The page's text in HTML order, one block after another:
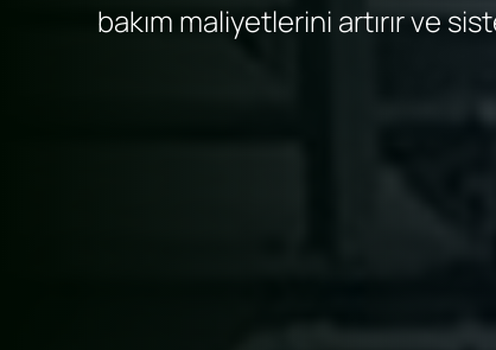
bakım maliyetlerini artırır ve